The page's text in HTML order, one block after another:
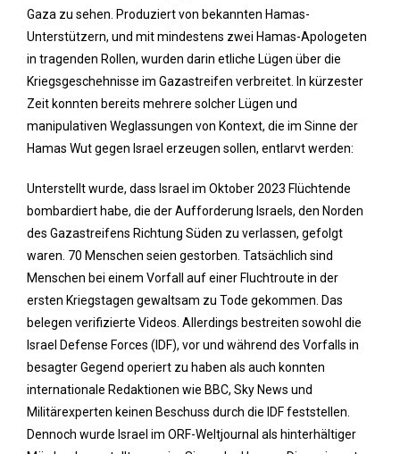
Gaza zu sehen. Produziert von bekannten Hamas-
Unterstützern, und mit mindestens zwei Hamas-Apologeten
in tragenden Rollen, wurden darin etliche Lügen über die
Kriegsgeschehnisse im Gazastreifen verbreitet. In kürzester
Zeit konnten bereits mehrere solcher Lügen und
manipulativen Weglassungen von Kontext, die im Sinne der
Hamas Wut gegen Israel erzeugen sollen, entlarvt werden:
Unterstellt wurde, dass Israel im Oktober 2023 Flüchtende
bombardiert habe, die der Aufforderung Israels, den Norden
des Gazastreifens Richtung Süden zu verlassen, gefolgt
waren. 70 Menschen seien gestorben. Tatsächlich sind
Menschen bei einem Vorfall auf einer Fluchtroute in der
ersten Kriegstagen gewaltsam zu Tode gekommen. Das
belegen verifizierte Videos. Allerdings bestreiten sowohl die
Israel Defense Forces (IDF), vor und während des Vorfalls in
besagter Gegend operiert zu haben als auch konnten
internationale Redaktionen wie BBC, Sky News und
Militärexperten keinen Beschuss durch die IDF feststellen.
Dennoch wurde Israel im ORF-Weltjournal als hinterhältiger